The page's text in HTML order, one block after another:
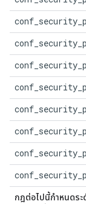
กฎต่อไปนี้กำหนดระ